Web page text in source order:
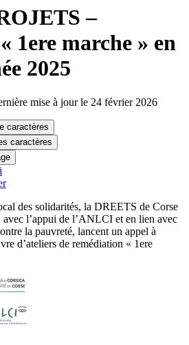
–
1ere marche » en
2025
mise à jour le 24 février 2026
des solidarités, la DREETS de Corse
l’appui de l’ANLCI et en lien avec
la pauvreté, lancent un appel à
d’ateliers de remédiation « 1ere